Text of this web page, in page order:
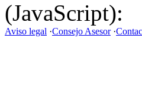
(JavaScript):
Aviso legal ·Consejo Asesor·